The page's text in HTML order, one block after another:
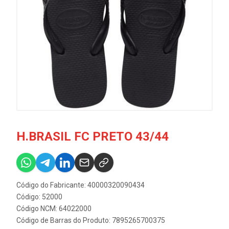
H.BRASIL FC PRETO 43/44
Código do Fabricante: 40000320090434
Código: 52000
Código NCM: 64022000
Código de Barras do Produto: 7895265700375